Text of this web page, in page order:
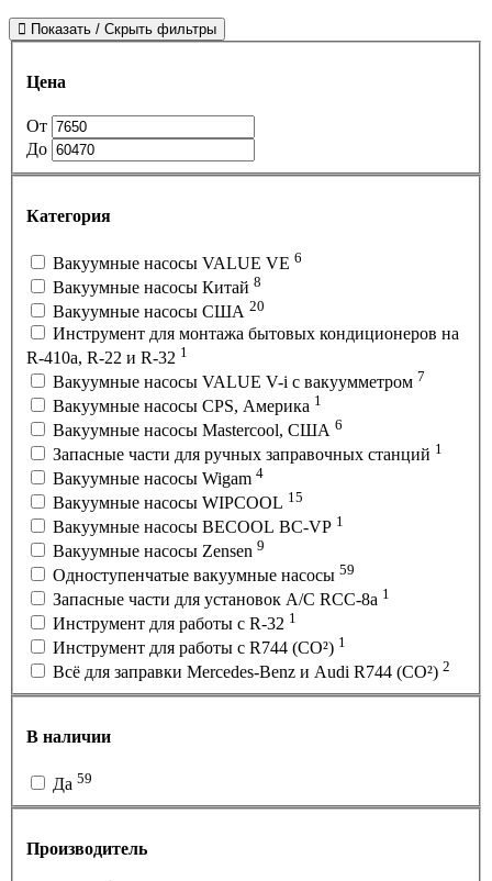
Показать / Скрыть фильтры
Цена
От
До
Категория
Вакуумные насосы VALUE VE 6
Вакуумные насосы Китай 8
Вакуумные насосы США 20
Инструмент для монтажа бытовых кондиционеров на
R-410а, R-22 и R-32 1
Вакуумные насосы VALUE V-i с вакуумметром 7
Вакуумные насосы CPS, Америка 1
Вакуумные насосы Mastercool, США 6
Запасные части для ручных заправочных станций 1
Вакуумные насосы Wigam 4
Вакуумные насосы WIPCOOL 15
Вакуумные насосы BECOOL BC-VP 1
Вакуумные насосы Zensen 9
Одноступенчатые вакуумные насосы 59
Запасные части для установок A/C RCC-8a 1
Инструмент для работы с R-32 1
Инструмент для работы с R744 (CO²) 1
Всё для заправки Mercedes-Benz и Audi R744 (CO²) 2
В наличии
Да 59
Производитель